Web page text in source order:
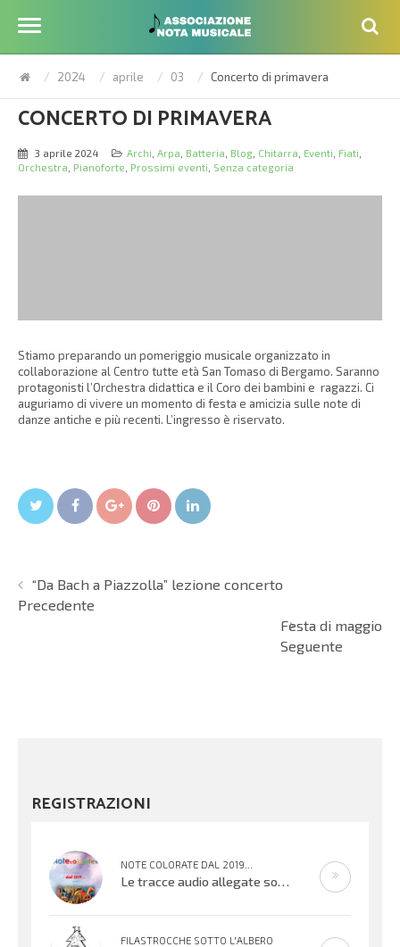
2024 aprile 03 Concerto di primavera
CONCERTO DI PRIMAVERA
3 aprile 2024 Archi Arpa Batteria Blog, Chitarra Eventi Fiati
Orchestra
Pianoforte Prossimi eventi Senza categoria
Stiamo preparando un pomeriggio musicale organizzato in
collaborazione al Centro tutte età San Tomaso di Bergamo. Saranno
protagonisti l’Orchestra didattica e il Coro dei bambini e ragazzi. Ci
auguriamo di vivere un momento di festa e amicizia sulle note di
danze antiche e più recenti. L’ingresso è riservato.
TwitterFacebookGoogle+Pin It
“Da Bach a Piazzolla” lezione concerto
Precedente
Festa di maggio
Seguente
REGISTRAZIONI
NOTE COLORATE DAL 2019...
FILASTROCCHE SOTTO L'ALBERO